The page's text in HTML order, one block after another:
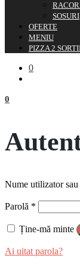
SOSURI
OFERTE
MENIU
PIZZA 2
0
0
Nume utilizator sau
Parolă *
Ține-mă minte
Ai uitat parola?